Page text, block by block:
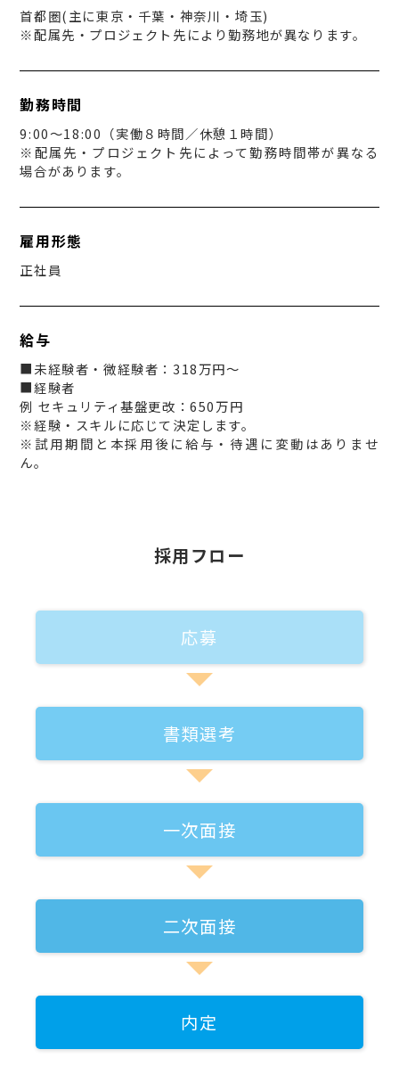
首都圏(主に東京・千葉・神奈川・埼玉)
※配属先・プロジェクト先により勤務地が異なります。
勤務時間
9:00～18:00（実働８時間／休憩１時間）
※配属先・プロジェクト先によって勤務時間帯が異なる
場合があります。
雇用形態
正社員
給与
■未経験者・微経験者：318万円～
■経験者
例 セキュリティ基盤更改：650万円
※経験・スキルに応じて決定します。
※試用期間と本採用後に給与・待遇に変動はありませ
ん。
採用フロー
応募
書類選考
一次面接
二次面接
内定